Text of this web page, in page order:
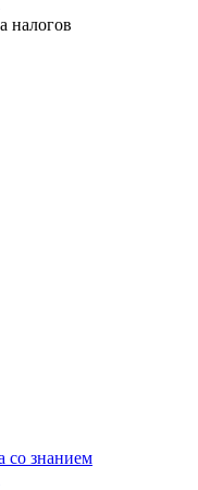
налогов
со знанием